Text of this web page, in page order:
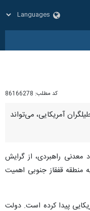
کد مطلب: 86166278